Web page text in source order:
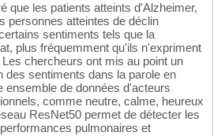
que les patients atteints d'Alzheimer,
personnes atteintes de déclin
sentiments tels que la
plus fréquemment qu'ils n'expriment
chercheurs ont mis au point un
des sentiments dans la parole en
ensemble de données d'acteurs
comme neutre, calme, heureux
ResNet50 permet de détecter les
pulmonaires et